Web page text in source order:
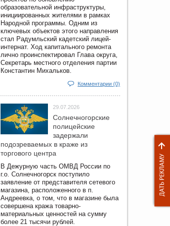
образовательной инфраструктуры,
инициированных жителями в рамках
Народной программы. Одним из
ключевых объектов этого направления
стал Радумльский кадетский лицей-
интернат. Ход капитального ремонта
лично проинспектировал Глава округа,
Секретарь местного отделения партии
Константин Михальков.
Комментарии (0)
29.07.2026
Солнечногорские
полицейские
задержали
подозреваемых в краже из
торгового центра
В Дежурную часть ОМВД России по
г.о. Солнечногорск поступило
заявление от представителя сетевого
магазина, расположенного в п.
Андреевка, о том, что в магазине была
совершена кража товарно-
материальных ценностей на сумму
более 21 тысячи рублей.